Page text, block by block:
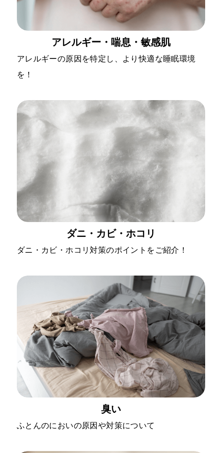
アレルギー・喘息・敏感肌
アレルギーの原因を特定し、より快適な睡眠環境
を！
ダニ・カビ・ホコリ
ダニ・カビ・ホコリ対策のポイントをご紹介！
臭い
ふとんのにおいの原因や対策について